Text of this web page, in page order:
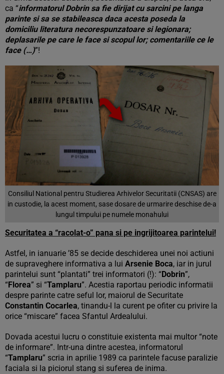
ca “informatorul Dobrinsa fie dirijat cu sarcini pe langa
parinte si sa se stabileasca daca acesta poseda la
domiciliu literatura necorespunzatoare si legionara;
deplasarile pe care le face si scopul lor; comentariile ce le
face (…)”!
Consiliul National pentru Studierea Arhivelor Securitatii (CNSAS) are
in custodie, la acest moment, sase dosare de urmarire deschise de-a
lungul timpului pe numele monahului
Securitatea a “racolat-o” pana si pe ingrijitoarea parintelui!
Astfel, in ianuarie ’85 se decide deschiderea unei noi actiuni
de supraveghere informativa a lui Arsenie Boca, iar in jurul
parintelui sunt “plantati” trei informatori (!): “Dobrin”,
“Florea” si “Tamplaru”. Acestia raportau periodic informatii
despre parinte catre seful lor, maiorul de Securitate
Constantin Cocarlea, tinandu-l la curent pe ofiter cu privire la
orice “miscare” facea Sfantul Ardealului.
Dovada acestui lucru o constituie existenta mai multor “note
de informare”. Intr-una dintre acestea, informatorul
“Tamplaru” scria in aprilie 1989 ca parintele facuse paralizie
faciala si la piciorul stang si suferea de inima.